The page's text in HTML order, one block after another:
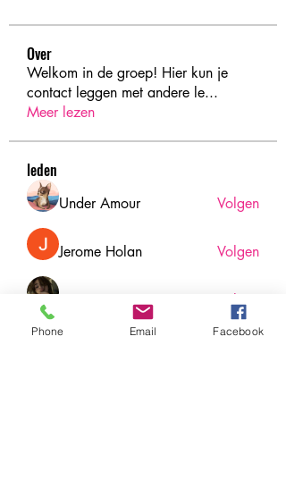
Over
Welkom in de groep! Hier kun je
contact leggen met andere le...
Meer lezen
leden
Under Amour Volgen
Jerome Holan Volgen
xenya snape Volgen
Rahul Rangwa Volgen
Phone Email Facebook